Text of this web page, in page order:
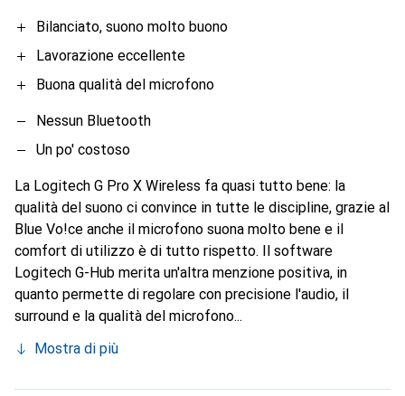
Bilanciato, suono molto buono
Lavorazione eccellente
Buona qualità del microfono
Nessun Bluetooth
Un po' costoso
La Logitech G Pro X Wireless fa quasi tutto bene: la
qualità del suono ci convince in tutte le discipline, grazie al
Blue Vo!ce anche il microfono suona molto bene e il
comfort di utilizzo è di tutto rispetto. Il software
Logitech G-Hub merita un'altra menzione positiva, in
quanto permette di regolare con precisione l'audio, il
surround e la qualità del microfono...
Mostra di più